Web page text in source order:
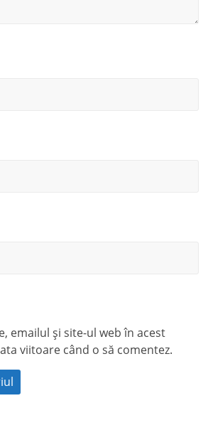
emailul și site-ul web în acest
viitoare când o să comentez.